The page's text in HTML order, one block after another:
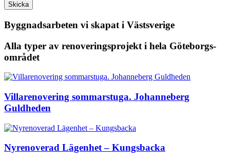
Skicka
Byggnadsarbeten vi skapat i Västsverige
Alla typer av renoveringsprojekt i hela Göteborgs-
området
Villarenovering sommarstuga. Johanneberg
Guldheden
Nyrenoverad Lägenhet – Kungsbacka